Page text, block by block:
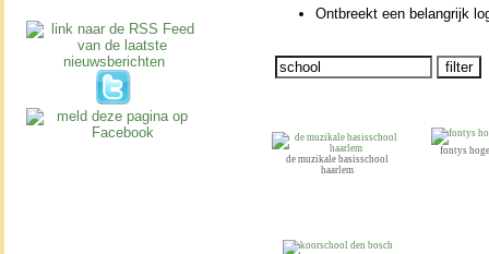
Ontbreekt een be­lang­rijk
de muzikale basisschool
haarlem
fontys